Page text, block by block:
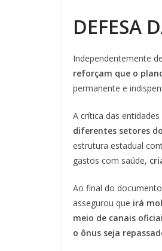
DEFESA
Independentemente
reforçam que o
permanente e
A crítica das
diferentes setores
estrutura estadual
gastos com saúde,
Ao final do
assegurou que irá
meio de canais
o ônus seja